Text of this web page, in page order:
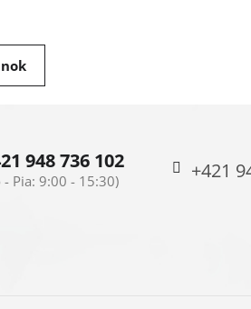
948 736 102 +421